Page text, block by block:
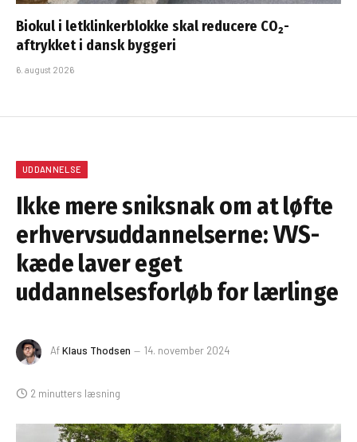
Biokul i letklinkerblokke skal reducere CO₂-
aftrykket i dansk byggeri
6. august 2026
UDDANNELSE
Ikke mere sniksnak om at løfte
erhvervsuddannelserne: VVS-
kæde laver eget
uddannelsesforløb for lærlinge
AfKlaus Thodsen 14. november 2024
2 minutters læsning